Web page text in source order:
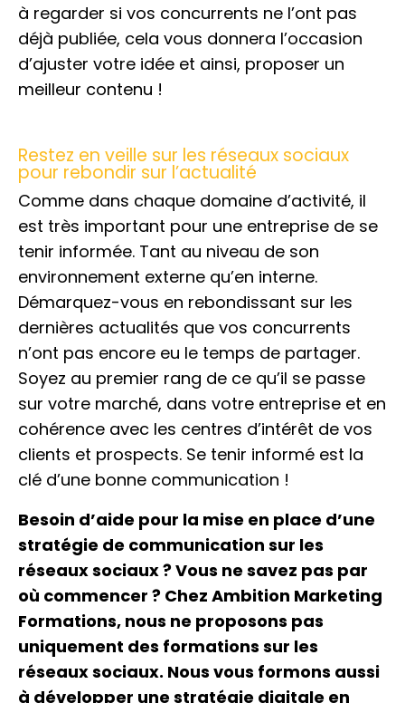
à regarder si vos concurrents ne l’ont pas
déjà publiée, cela vous donnera l’occasion
d’ajuster votre idée et ainsi, proposer un
meilleur contenu !
Restez en veille sur les réseaux sociaux
pour rebondir sur l’actualité
Comme dans chaque domaine d’activité, il
est très important pour une entreprise de se
tenir informée. Tant au niveau de son
environnement externe qu’en interne.
Démarquez-vous en rebondissant sur les
dernières actualités que vos concurrents
n’ont pas encore eu le temps de partager.
Soyez au premier rang de ce qu’il se passe
sur votre marché, dans votre entreprise et en
cohérence avec les centres d’intérêt de vos
clients et prospects. Se tenir informé est la
clé d’une bonne communication !
Besoin d’aide pour la mise en place d’une
stratégie de communication sur les
réseaux sociaux ? Vous ne savez pas par
où commencer ? Chez Ambition Marketing
Formations, nous ne proposons pas
uniquement des formations sur les
réseaux sociaux. Nous vous formons aussi
à développer une stratégie digitale en